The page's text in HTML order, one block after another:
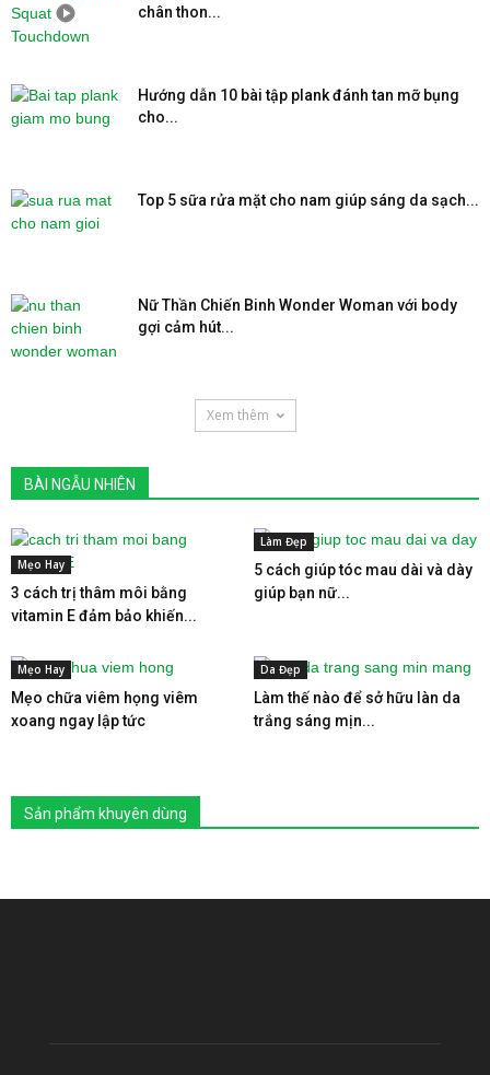
chân thon...
Hướng dẫn 10 bài tập plank đánh tan mỡ bụng
cho...
Top 5 sữa rửa mặt cho nam giúp sáng da sạch...
Nữ Thần Chiến Binh Wonder Woman với body
gợi cảm hút...
Xem thêm
BÀI NGẪU NHIÊN
Mẹo Hay
3 cách trị thâm môi bằng
vitamin E đảm bảo khiến...
Làm Đẹp
5 cách giúp tóc mau dài và dày
giúp bạn nữ...
Mẹo Hay
Mẹo chữa viêm họng viêm
xoang ngay lập tức
Da Đẹp
Làm thế nào để sở hữu làn da
trắng sáng mịn...
Sản phẩm khuyên dùng